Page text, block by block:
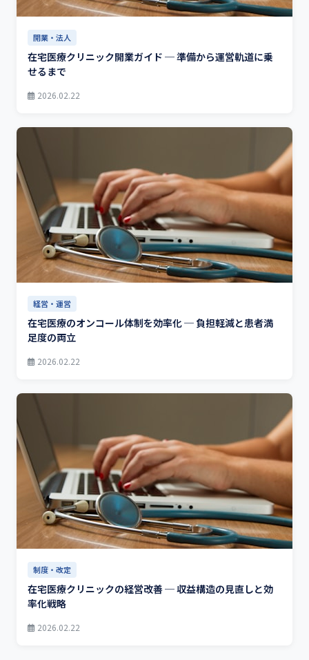
開業・法人
在宅医療クリニック開業ガイド ─ 準備から運営軌道に乗
せるまで
2026.02.22
経営・運営
在宅医療のオンコール体制を効率化 ─ 負担軽減と患者満
足度の両立
2026.02.22
制度・改定
在宅医療クリニックの経営改善 ─ 収益構造の見直しと効
率化戦略
2026.02.22